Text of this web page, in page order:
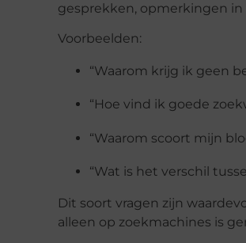
gesprekken, opmerkingen in
Voorbeelden:
“Waarom krijg ik geen
“Hoe vind ik goede
“Waarom scoort mijn
“Wat is het verschil
Dit soort vragen zijn
alleen op zoekmachines is